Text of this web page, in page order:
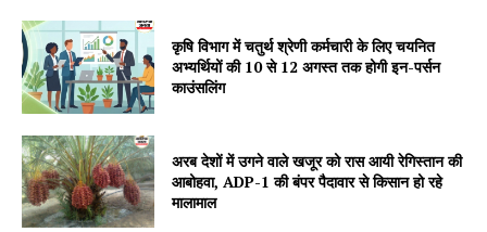
Jagruk Janta
Vishwasniya Hindi Akhbaar
कृषि विभाग में चतुर्थ श्रेणी कर्मचारी के लिए चयनित
अभ्यर्थियों की 10 से 12 अगस्त तक होगी इन-पर्सन
काउंसलिंग
अरब देशों में उगने वाले खजूर को रास आयी रेगिस्तान की
आबोहवा, ADP-1 की बंपर पैदावार से किसान हो रहे
मालामाल